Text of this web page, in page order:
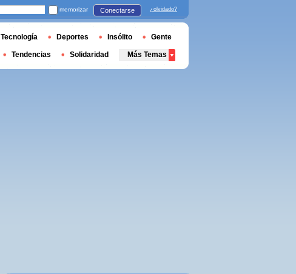
memorizar Conectarse ¿olvidado?
Tecnología Deportes Insólito Gente
Tendencias Solidaridad Más Temas